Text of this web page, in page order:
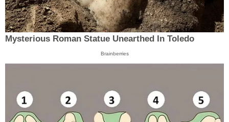
Mysterious Roman Statue Unearthed In Toledo
Brainberries